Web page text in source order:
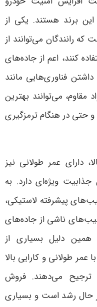
برند هستند. یکی از
که رانندگان می‌توانند از
کنند، اعم از جاده‌های
فناوری‌هایی مانند
مقاوم، می‌توانند بهترین
حتی در هنگام ترمزگیری
دارای عمر طولانی نیز
ویژه‌ای دارد. به
پیشرفته لاستیکی،
ناشی از جاده‌های
همین دلیل بسیاری از
طولانی و کارایی بالا
ترجیح می‌دهند. فروش
در حال رشد است و بسیاری